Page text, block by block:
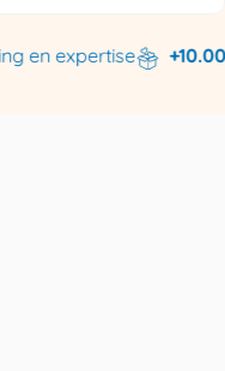
expertise